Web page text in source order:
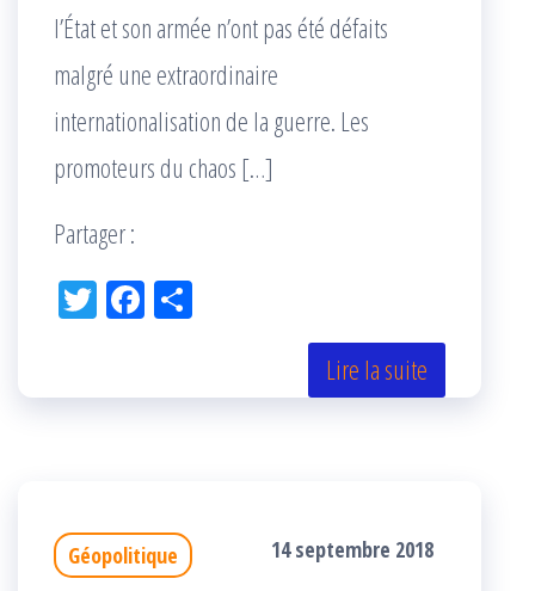
l’État et son armée n’ont pas été défaits
malgré une extraordinaire
internationalisation de la guerre. Les
promoteurs du chaos […]
Partager :
Tw Fac
k r
Lire la suite
Géopolitique 14 septembre 2018